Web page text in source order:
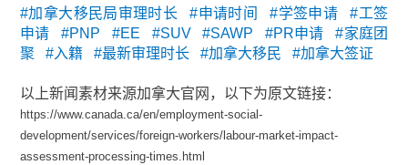
#加拿大移民局审理时长 #申请时间 #学签申请 #工签
申请 #PNP #EE #SUV #SAWP #PR申请 #家庭团
聚 #入籍 #最新审理时长 #加拿大移民 #加拿大签证
以上新闻素材来源加拿大官网，以下为原文链接：
https://www.canada.ca/en/employment-social-
development/services/foreign-workers/labour-market-impact-
assessment-processing-times.html